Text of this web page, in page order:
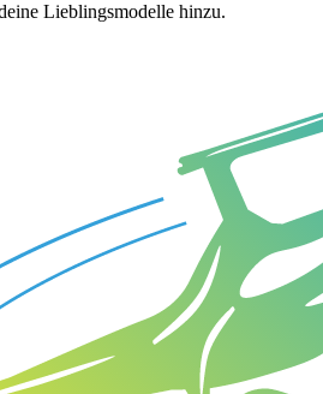
Lieblingsmodelle hinzu.